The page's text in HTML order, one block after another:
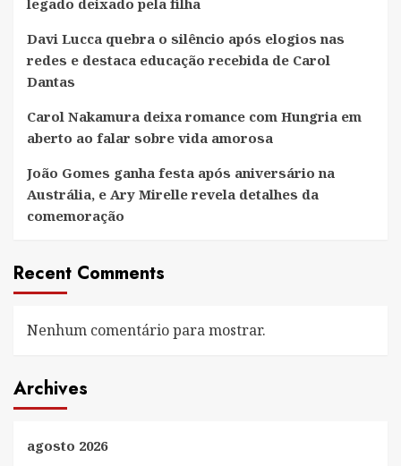
legado deixado pela filha
Davi Lucca quebra o silêncio após elogios nas
redes e destaca educação recebida de Carol
Dantas
Carol Nakamura deixa romance com Hungria em
aberto ao falar sobre vida amorosa
João Gomes ganha festa após aniversário na
Austrália, e Ary Mirelle revela detalhes da
comemoração
Recent Comments
Nenhum comentário para mostrar.
Archives
agosto 2026